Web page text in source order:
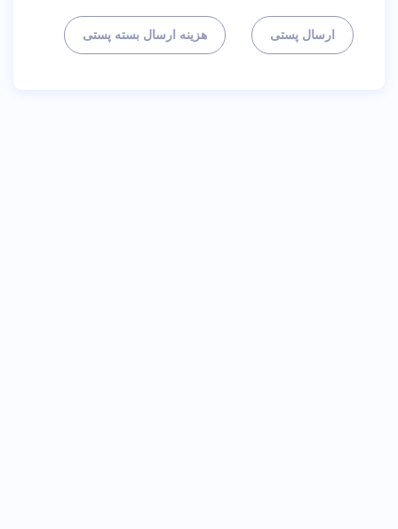
ارسال پستی هزینه ارسال بسته پستی